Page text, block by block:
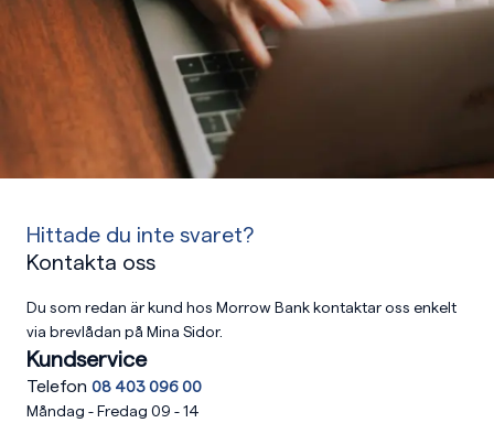
Hittade du inte svaret?
Kontakta oss
Du som redan är kund hos Morrow Bank kontaktar oss enkelt
via brevlådan på Mina Sidor.
Kundservice
Telefon 08 403 096 00
Måndag - Fredag 09 - 14